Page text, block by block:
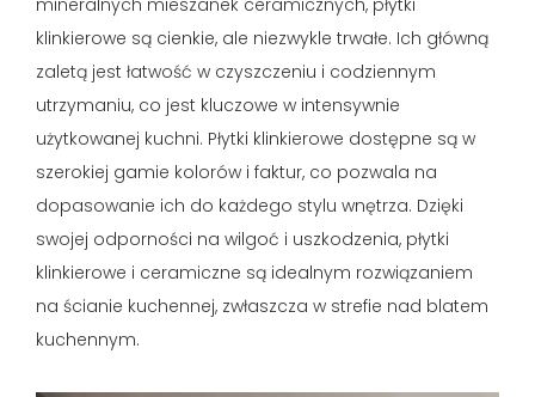
klinkierowe są cienkie, ale niezwykle trwałe. Ich główną
zaletą jest łatwość w czyszczeniu i codziennym
utrzymaniu, co jest kluczowe w intensywnie
użytkowanej kuchni. Płytki klinkierowe dostępne są w
szerokiej gamie kolorów i faktur, co pozwala na
dopasowanie ich do każdego stylu wnętrza. Dzięki
swojej odporności na wilgoć i uszkodzenia, płytki
klinkierowe i ceramiczne są idealnym rozwiązaniem
na ścianie kuchennej, zwłaszcza w strefie nad blatem
kuchennym.